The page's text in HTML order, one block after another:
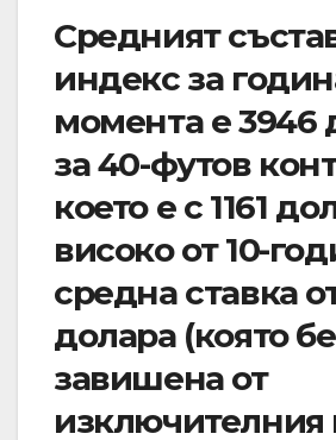
Средният
индекс за
момента е 3946
за 40-футов
което е с 1161
високо от 10-
средна ставка
долара (която
завишена от
изключителния